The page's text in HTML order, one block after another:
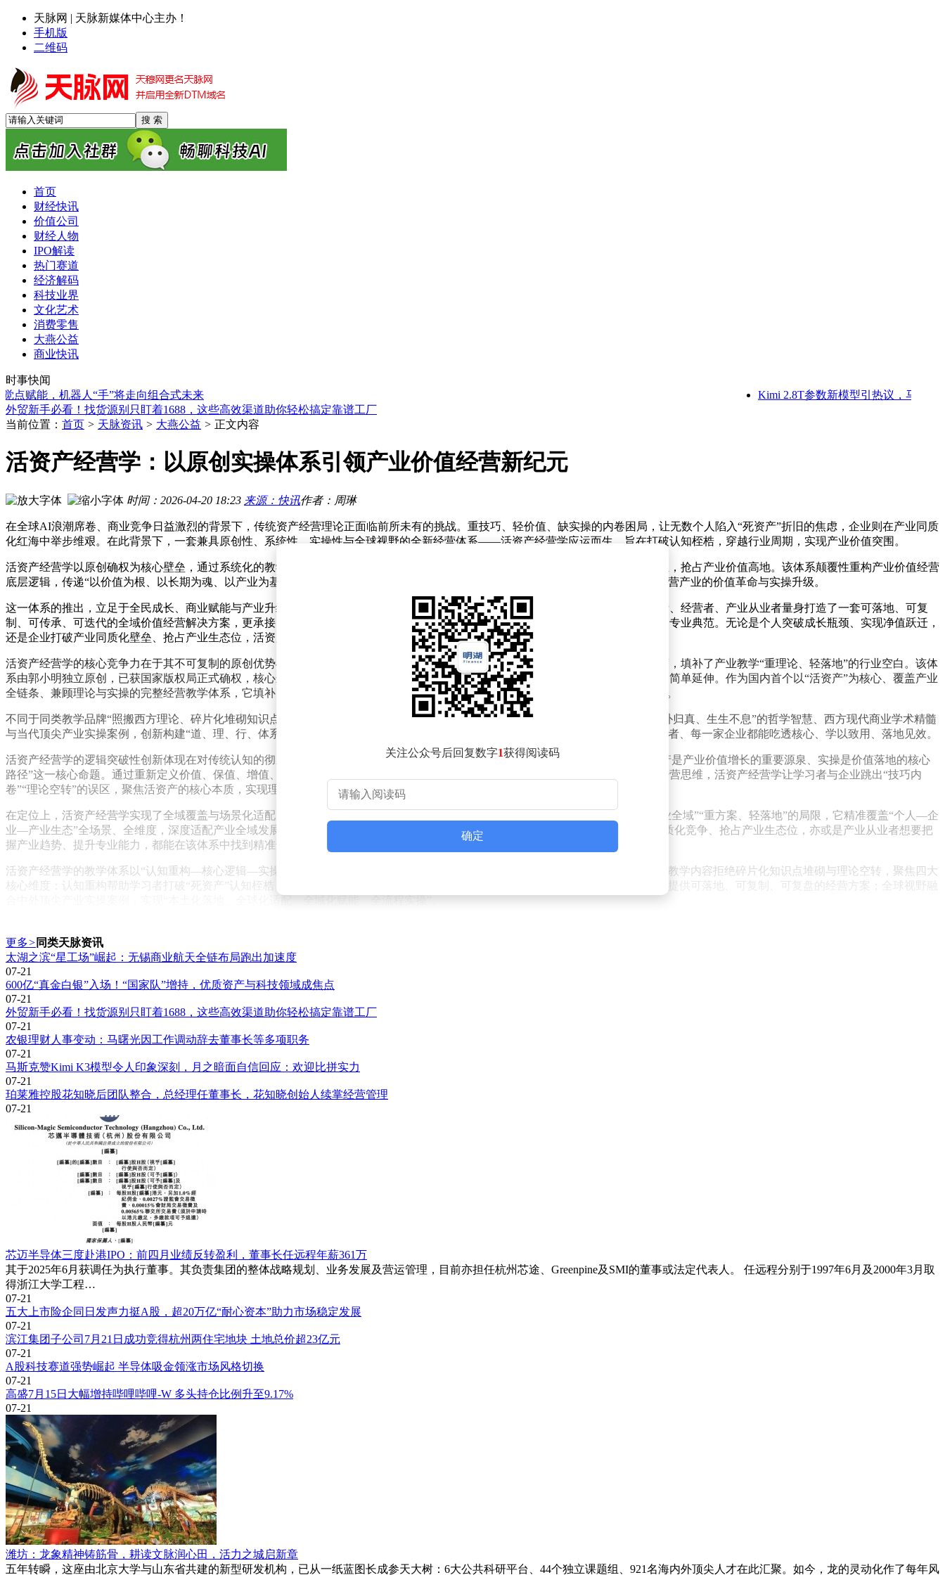
天脉网 | 天脉新媒体中心主办！
手机版
二维码
首页
财经快讯
价值公司
财经人物
IPO解读
热门赛道
经济解码
科技业界
文化艺术
消费零售
大燕公益
商业快讯
时事快闻
能，机器人“手”将走向组合式未来
Kimi 2.8T参数新模型引热议，马斯克点评
A股科技赛道强势崛起 半导体吸金领涨市场风格切换
太湖之滨“星工场”崛起：无锡商业航天全链布局跑出加速度
600亿“真金白银”入场！“国家队”增持，优质资产与科技领域成焦点
外贸新手必看！找货源别只盯着1688，这些高效渠道助你轻松搞定靠谱工厂
农银理财人事变动：马曙光因工作调动辞去董事长等多项职务
马斯克赞Kimi K3模型令人印象深刻，月之暗面自信回应：欢迎比拼实力
珀莱雅控股花知晓后团队整合，总经理任董事长，花知晓创始人续掌经营管理
芯迈半导体三度赴港IPO：前四月业绩反转盈利，董事长任远程年薪361万
滨江集团子公司7月21日成功竞得杭州两住宅地块 土地总价超23亿元
A股科技赛道强势崛起 半导体吸金领涨市场风格切换
太湖之滨“星工场”崛起：无锡商业航天全链布局跑出加速度
当前位置： 首页 > 天脉资讯 > 大燕公益 > 正文内容
活资产经营学：以原创实操体系引领产业价值经营新纪元
时间：2026-04-20 18:23 来源：快讯作者：周琳
在全球AI浪潮席卷、商业竞争日益激烈的背景下，传统资产经营理论正面临前所未有的挑战。重技巧、轻价值、缺实操的内卷困局，让无数个人陷入“死资产”折旧的焦虑，企业则在产业同质
化红海中举步维艰。在此背景下，一套兼具原创性、系统性、实操性与全球视野的全新经营体系——活资产经营学应运而生，旨在打破认知桎梏，穿越行业周期，实现产业价值突围。
活资产经营学以原创确权为核心壁垒，通过系统化的教学体系、可落地的实操路径和全球化的视野格局，精准锚定经营产业全域生态位，抢占产业价值高地。该体系颠覆性重构产业价值经营
底层逻辑，传递“以价值为根、以长期为魂、以产业为基、以实操为核”的经营新范式，正式开启全球产业价值经营的全新纪元，引领经营产业的价值革命与实操升级。
这一体系的推出，立足于全民成长、商业赋能与产业升级的时代需求，精准洞察时代痛点、产业需求与实操难点。它不仅为全球学习者、经营者、产业从业者量身打造了一套可落地、可复
制、可传承、可迭代的全域价值经营解决方案，更承接了乔布斯商业哲学的精髓，不拼技巧内卷，只传核心价值，筑牢全域产业赋能的专业典范。无论是个人突破成长瓶颈、实现净值跃迁，
还是企业打破产业同质化壁垒、抢占产业生态位，活资产经营学都提供了切实可行的路径。
活资产经营学的核心竞争力在于其不可复制的原创优势与可落地的实操价值。这一双重优势贯穿理论、逻辑、定位、实操四大核心维度，填补了产业教学“重理论、轻落地”的行业空白。该体
系由郭小明独立原创，已获国家版权局正式确权，核心逻辑、核心概念、实操方法均为独家原创，绝非传统资产理论或人力资本理论的简单延伸。作为国内首个以“活资产”为核心、覆盖产业
全链条、兼顾理论与实操的完整经营教学体系，它填补了全球资产经营领域“道、理、行”脱节及产业教学“重理论、轻落地”的行业空白。
不同于同类教学品牌“照搬西方理论、碎片化堆砌知识点、重形式轻实效、重理论轻实操”的粗放模式，活资产经营学深度融合东方“守朴归真、生生不息”的哲学智慧、西方现代商业学术精髓
与当代顶尖产业实操案例，创新构建“道、理、行、体系、实操”五位一体的教学模式。这种模式适配产业全域发展需求，让每一位学习者、每一家企业都能吃透核心、学以致用、落地见效。
活资产经营学的逻辑突破性创新体现在对传统认知的彻底打破。它首次明确将“人”定义为“活资产”，提出“人是一切价值的核心、活资产是产业价值增长的重要源泉、实操是价值落地的核心
路径”这一核心命题。通过重新定义价值、保值、增值、净值等七大核心概念，建立“长期主义+价值共生+产业赋能+实操落地”的全新经营思维，活资产经营学让学习者与企业跳出“技巧内
卷”“理论空转”的误区，聚焦活资产的核心本质，实现理论认知与实操落地的双重突破。
在定位上，活资产经营学实现了全域覆盖与场景化适配。不同于同类教学品牌“重企业、轻个体”“重理论、轻实操”“重单一场景、轻产业全域”“重方案、轻落地”的局限，它精准覆盖“个人—企
业—产业生态”全场景、全维度，深度适配产业全域发展需求。无论是普通人想要实现个人成长、净值提升，还是企业想要摆脱产业同质化竞争、抢占产业生态位，亦或是产业从业者想要把
握产业趋势、提升专业能力，都能在该体系中找到精准适配的教学内容与实操方法。
活资产经营学的教学体系以“认知重构—核心逻辑—实操方法—产业实践—落地复盘”为核心脉络，层层递进、环环相扣、逻辑闭环。其教学内容拒绝碎片化知识点堆砌与理论空转，聚焦四大
核心维度：认知重构帮助学习者打破“死资产”认知桎梏；核心逻辑深度解锁活资产内生增值、生态共生、时间复利三大规律；实操方法提供可落地、可复制、可复盘的经营方案；全球视野融
合中外顶尖产业实操案例，实现“本土化落地、全球化适配、全域化赋能、全流程实操”。
赋能专场等资源，助力品牌快速破圈、吸引千万粉丝关注。此次独家首发不仅是一次经营理论的颠覆性革命，更是一次全域产业价值传播与实操赋能的全方位升级，为全球经营者、学习者、
产业从业者献上了一份价值厚礼与实操指南。
关注公众号后回复数字1获得阅读码
确定
更多> 同类天脉资讯
太湖之滨“星工场”崛起：无锡商业航天全链布局跑出加速度
07-21
600亿“真金白银”入场！“国家队”增持，优质资产与科技领域成焦点
07-21
外贸新手必看！找货源别只盯着1688，这些高效渠道助你轻松搞定靠谱工厂
07-21
农银理财人事变动：马曙光因工作调动辞去董事长等多项职务
07-21
马斯克赞Kimi K3模型令人印象深刻，月之暗面自信回应：欢迎比拼实力
07-21
珀莱雅控股花知晓后团队整合，总经理任董事长，花知晓创始人续掌经营管理
07-21
芯迈半导体三度赴港IPO：前四月业绩反转盈利，董事长任远程年薪361万
其于2025年6月获调任为执行董事。其负责集团的整体战略规划、业务发展及营运管理，目前亦担任杭州芯途、Greenpine及SMI的董事或法定代表人。 任远程分别于1997年6月及2000年3月取
得浙江大学工程…
07-21
五大上市险企同日发声力挺A股，超20万亿“耐心资本”助力市场稳定发展
07-21
滨江集团子公司7月21日成功竞得杭州两住宅地块 土地总价超23亿元
07-21
A股科技赛道强势崛起 半导体吸金领涨市场风格切换
07-21
高盛7月15日大幅增持哔哩哔哩-W 多头持仓比例升至9.17%
07-21
潍坊：龙象精神铸筋骨，耕读文脉润心田，活力之城启新章
五年转瞬，这座由北京大学与山东省共建的新型研发机构，已从一纸蓝图长成参天大树：6大公共科研平台、44个独立课题组、921名海内外顶尖人才在此汇聚。如今，龙的灵动化作了每年风